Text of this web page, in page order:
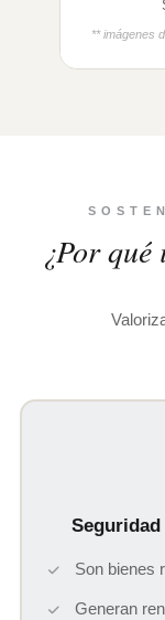
** imágenes
¿Por
Son bienes
Generan